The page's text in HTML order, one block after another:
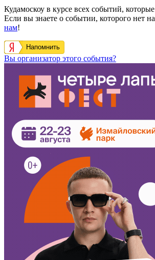
Кудамоскоу в курсе всех событий,
Если вы знаете о событии, которого нет
нам!
Напомнить
Вы организатор этого события?